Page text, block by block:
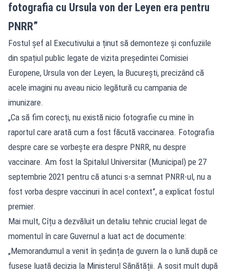
fotografia cu Ursula von der Leyen era pentru
PNRR”
Fostul șef al Executivului a ținut să demonteze și confuziile
din spațiul public legate de vizita președintei Comisiei
Europene, Ursula von der Leyen, la București, precizând că
acele imagini nu aveau nicio legătură cu campania de
imunizare.
„Ca să fim corecți, nu există nicio fotografie cu mine în
raportul care arată cum a fost făcută vaccinarea. Fotografia
despre care se vorbește era despre PNRR, nu despre
vaccinare. Am fost la Spitalul Universitar (Municipal) pe 27
septembrie 2021 pentru că atunci s-a semnat PNRR-ul, nu a
fost vorba despre vaccinuri în acel context”, a explicat fostul
premier.
Mai mult, Cîțu a dezvăluit un detaliu tehnic crucial legat de
momentul în care Guvernul a luat act de documente:
„Memorandumul a venit în ședința de guvern la o lună după ce
fusese luată decizia la Ministerul Sănătății. A sosit mult după